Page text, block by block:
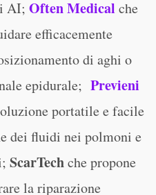
AI; Often Medical che
efficacemente
di aghi o
epidurale; Previeni
portatile e facile
dei fluidi nei polmoni e
ScarTechche propone
la riparazione